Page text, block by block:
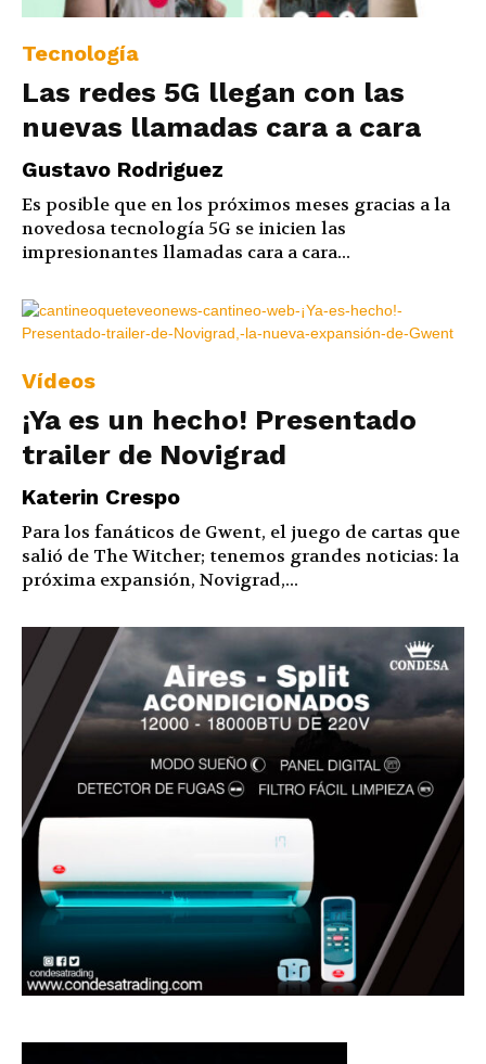
Tecnología
Las redes 5G llegan con las
nuevas llamadas cara a cara
Gustavo Rodriguez
Es posible que en los próximos meses gracias a la
novedosa tecnología 5G se inicien las
impresionantes llamadas cara a cara...
Vídeos
¡Ya es un hecho! Presentado
trailer de Novigrad
Katerin Crespo
Para los fanáticos de Gwent, el juego de cartas que
salió de The Witcher; tenemos grandes noticias: la
próxima expansión, Novigrad,...